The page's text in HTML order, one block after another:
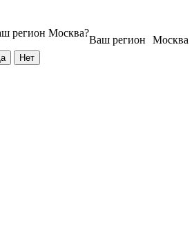
Москва
Ваш регион
регион Москва?